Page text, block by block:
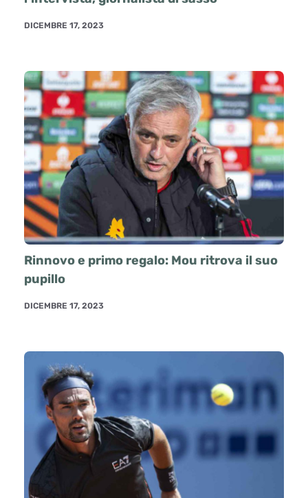
DICEMBRE 17, 2023
Rinnovo e primo regalo: Mou ritrova il suo
pupillo
DICEMBRE 17, 2023